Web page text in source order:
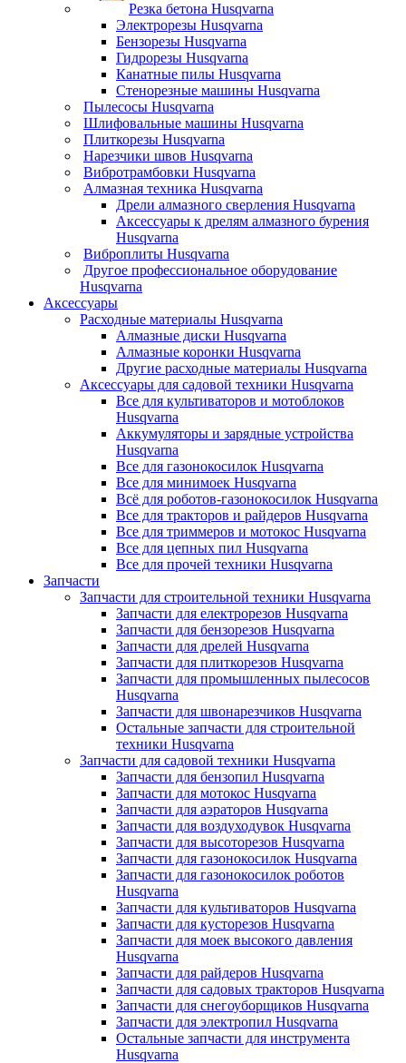
Резка бетона Husqvarna
Электрорезы Husqvarna
Бензорезы Husqvarna
Гидрорезы Husqvarna
Канатные пилы Husqvarna
Стенорезные машины Husqvarna
Пылесосы Husqvarna
Шлифовальные машины Husqvarna
Плиткорезы Husqvarna
Нарезчики швов Husqvarna
Вибротрамбовки Husqvarna
Алмазная техника Husqvarna
Дрели алмазного сверления Husqvarna
Аксессуары к дрелям алмазного бурения
Husqvarna
Виброплиты Husqvarna
Другое профессиональное оборудование
Husqvarna
Аксессуары
Расходные материалы Husqvarna
Алмазные диски Husqvarna
Алмазные коронки Husqvarna
Другие расходные материалы Husqvarna
Аксессуары для садовой техники Husqvarna
Все для культиваторов и мотоблоков
Husqvarna
Аккумуляторы и зарядные устройства
Husqvarna
Все для газонокосилок Husqvarna
Все для минимоек Husqvarna
Всё для роботов-газонокосилок Husqvarna
Все для тракторов и райдеров Husqvarna
Все для триммеров и мотокос Husqvarna
Все для цепных пил Husqvarna
Все для прочей техники Husqvarna
Запчасти
Запчасти для строительной техники Husqvarna
Запчасти для електрорезов Husqvarna
Запчасти для бензорезов Husqvarna
Запчасти для дрелей Husqvarna
Запчасти для плиткорезов Husqvarna
Запчасти для промышленных пылесосов
Husqvarna
Запчасти для швонарезчиков Husqvarna
Остальные запчасти для строительной
техники Husqvarna
Запчасти для садовой техники Husqvarna
Запчасти для бензопил Husqvarna
Запчасти для мотокос Husqvarna
Запчасти для аэраторов Husqvarna
Запчасти для воздуходувок Husqvarna
Запчасти для высоторезов Husqvarna
Запчасти для газонокосилок Husqvarna
Запчасти для газонокосилок роботов
Husqvarna
Запчасти для культиваторов Husqvarna
Запчасти для кусторезов Husqvarna
Запчасти для моек высокого давления
Husqvarna
Запчасти для райдеров Husqvarna
Запчасти для садовых тракторов Husqvarna
Запчасти для снегоуборщиков Husqvarna
Запчасти для электропил Husqvarna
Остальные запчасти для инструмента
Husqvarna